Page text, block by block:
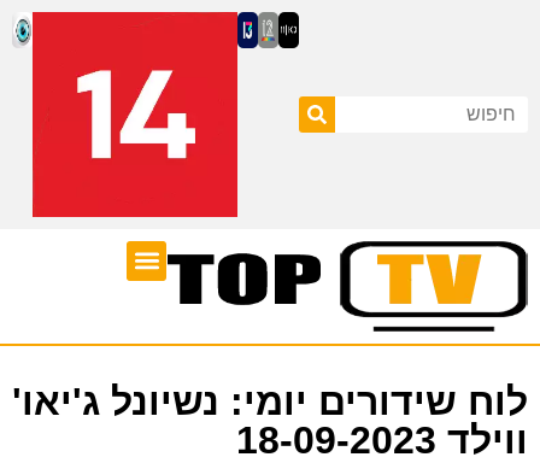
לוח שידורים יומי: נשיונל ג'יאו'
ווילד 18-09-2023